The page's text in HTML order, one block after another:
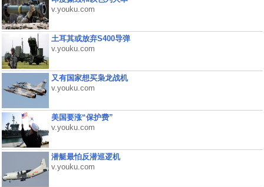
v.youku.com
土耳其或放弃S400导弹
v.youku.com
又有国家想买枭龙战机
v.youku.com
美国要涨“保护费”
v.youku.com
潜艇最怕反潜巡逻机
v.youku.com